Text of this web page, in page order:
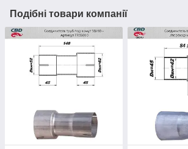
Подібні товари компанії